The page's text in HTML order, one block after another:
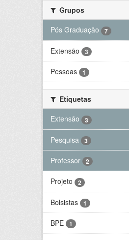
Grupos
Pós Graduação
7
Extensão 3
Pessoas 1
Etiquetas
Extensão
3
Pesquisa 3
Professor 2
Projeto 2
Bolsistas 1
BPE 1